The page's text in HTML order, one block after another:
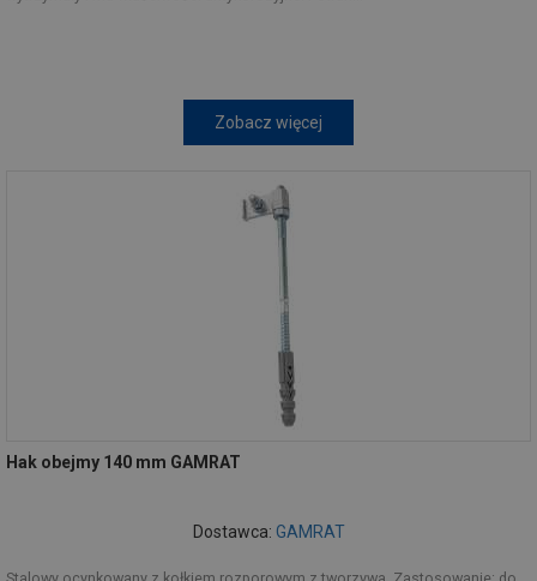
Zobacz więcej
Hak obejmy 140 mm GAMRAT
Dostawca: GAMRAT